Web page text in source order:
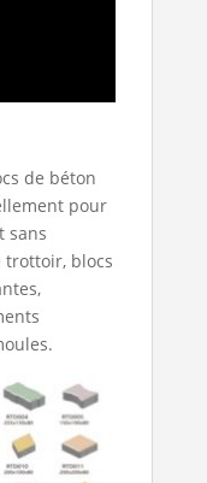
de béton
pour
sans
trottoir, blocs